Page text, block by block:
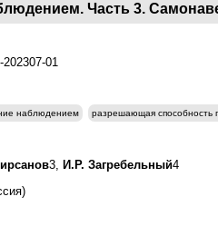
Часть 3.
01
наблюдением разрешающая способность
3, И.Р. Загребельный4